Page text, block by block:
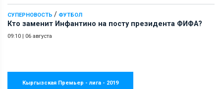
СУПЕРНОВОСТЬ / ФУТБОЛ
Кто заменит Инфантино на посту президента ФИФА?
09:10 | 06 августа
Кыргызская Премьер - лига - 2019